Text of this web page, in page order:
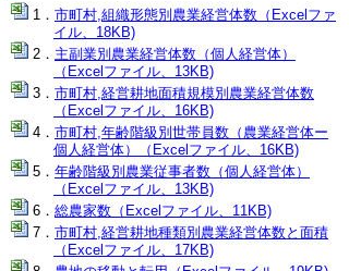
市町村,組織形態別農業経営体数（Excelファ
イル、18KB)
主副業別農業経営体数（個人経営体）
（Excelファイル、13KB)
市町村,経営耕地面積規模別農業経営体数
（Excelファイル、16KB)
市町村,年齢階級別世帯員数（農業経営体ー
個人経営体）（Excelファイル、16KB)
年齢階級別農業従事者数（個人経営体）
（Excelファイル、13KB)
総農家数（Excelファイル、11KB)
市町村,経営耕地種類別農業経営体数と面積
（Excelファイル、17KB)